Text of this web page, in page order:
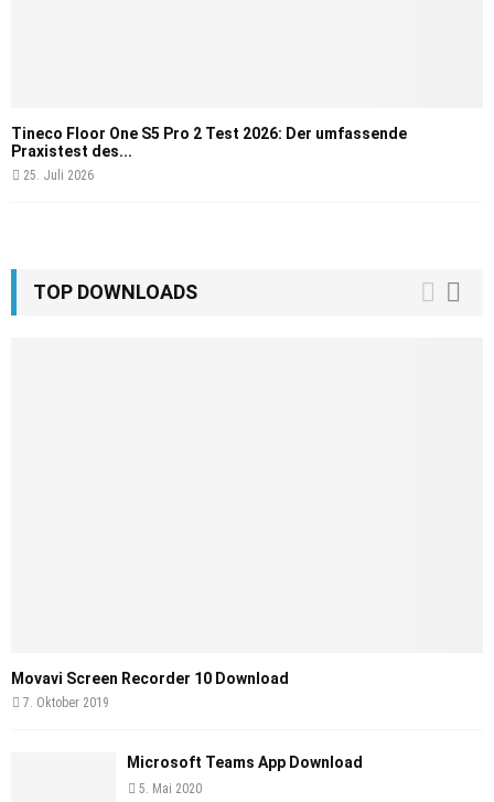
Tineco Floor One S5 Pro 2 Test 2026: Der umfassende
Praxistest des...
25. Juli 2026
TOP DOWNLOADS
Movavi Screen Recorder 10 Download
7. Oktober 2019
Microsoft Teams App Download
5. Mai 2020